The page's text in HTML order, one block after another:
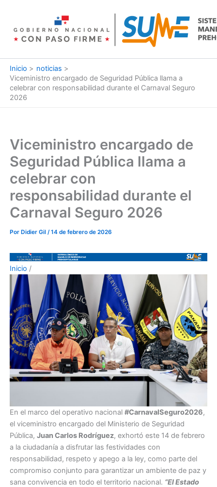
contenido
Inicio
noticias
Viceministro encargado de Seguridad Pública llama a
celebrar con responsabilidad durante el Carnaval Seguro
2026
Viceministro encargado de
Seguridad Pública llama a
celebrar con
responsabilidad durante el
Carnaval Seguro 2026
Por Didier Gil /14 de febrero de 2026
Inicio /
En el marco del operativo nacional #CarnavalSeguro2026,
el viceministro encargado del Ministerio de Seguridad
Pública, Juan Carlos Rodríguez, exhortó este 14 de febrero
a la ciudadanía a disfrutar las festividades con
responsabilidad, respeto y apego a la ley, como parte del
compromiso conjunto para garantizar un ambiente de paz y
sana convivencia en todo el territorio nacional. “El Estado